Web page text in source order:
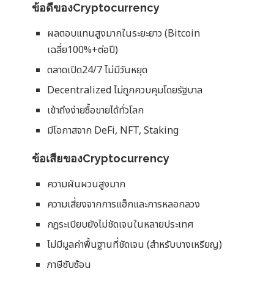
ข้อดีของCryptocurrency
ผลตอบแทนสูงมากในระยะยาว (Bitcoin
เฉลี่ย100%+ต่อปี)
ตลาดเปิด24/7 ไม่มีวันหยุด
Decentralized ไม่ถูกควบคุมโดยรัฐบาล
เข้าถึงง่ายซื้อขายได้ทั่วโลก
มีโอกาสจาก DeFi, NFT, Staking
ข้อเสียของCryptocurrency
ความผันผวนสูงมาก
ความเสี่ยงจากการแฮ็กและการหลอกลวง
กฎระเบียบยังไม่ชัดเจนในหลายประเทศ
ไม่มีมูลค่าพื้นฐานที่ชัดเจน (สำหรับบางเหรียญ)
ภาษีซับซ้อน